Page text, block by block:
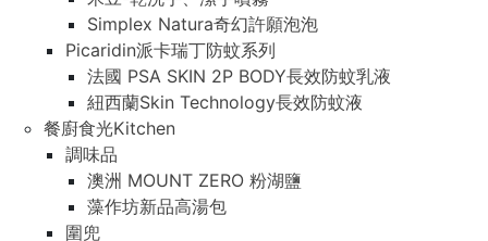
Simplex Natura奇幻許願泡泡
Picaridin派卡瑞丁防蚊系列
法國 PSA SKIN 2P BODY長效防蚊乳液
紐西蘭Skin Technology長效防蚊液
餐廚食光Kitchen
調味品
澳洲 MOUNT ZERO 粉湖鹽
藻作坊新品高湯包
圍兜